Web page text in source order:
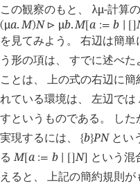
この観察のもと、 λμ-計算の
( μa.M)N ⊳ μb.M [a := b ]
を見てみよう。 右辺は簡単
う形の項は、 すでに述べた
ことは、 上の式の右辺に
れている環境は、 左辺では
すというものである。 し
実現するには、
{b}PNとい
るM a := b ]N]
という混
えると、 上記の簡約規則